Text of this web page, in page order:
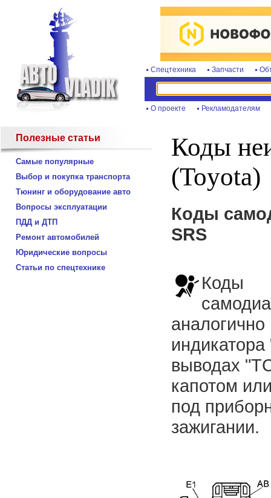
Спецтехника Запчасти
О проекте Рекламодателям
Полезные статьи
Самые популярные
Выбор и покупка транспорта
Тюнинг и оборудование авто
Вопросы эксплуатации
ПДД и ДТП
Ремонт автомобилей
Юридические вопросы
Статьи по спецтехнике
Коды
(Toyota)
Коды
SRS
Коды
выводах
капотом
под
зажигании.